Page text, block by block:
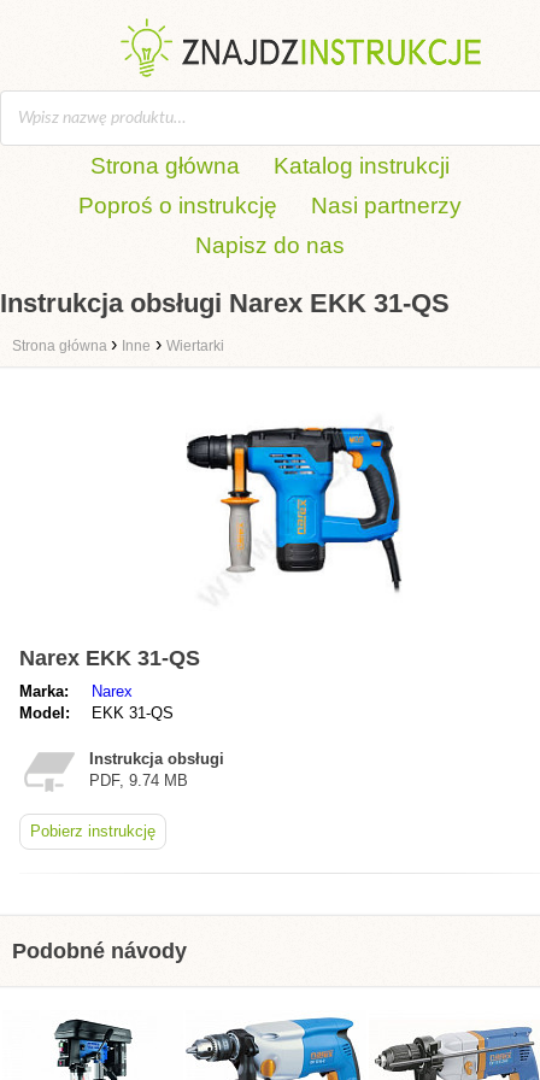
Strona główna
Katalog instrukcji
Poproś o instrukcję
Nasi partnerzy
Napisz do nas
Instrukcja obsługi Narex EKK 31-QS
Strona główna › Inne › Wiertarki
Narex EKK 31-QS
Marka:
Narex
Model:
EKK 31-QS
Instrukcja obsługi
PDF, 9.74 MB
Pobierz instrukcję
Podobné návody